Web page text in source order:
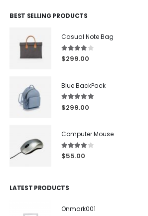
BEST SELLING PRODUCTS
Casual Note Bag
4.00out of 5
$299.00
Blue BackPack
5.00out of 5
$299.00
Computer Mouse
4.00out of 5
$55.00
LATEST PRODUCTS
Onmark001